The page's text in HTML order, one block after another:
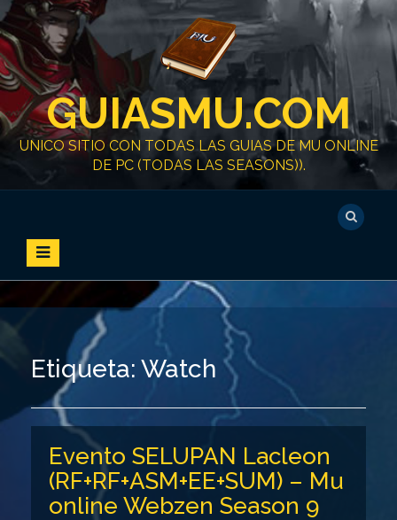
k
i
p
t
c
o
GUIASMU.COM
UNICO SITIO CON TODAS LAS GUIAS DE MU ONLINE
DE PC (TODAS LAS SEASONS)).
Etiqueta: Watch
Evento SELUPAN Lacleon
(RF+RF+ASM+EE+SUM) – Mu
online Webzen Season 9